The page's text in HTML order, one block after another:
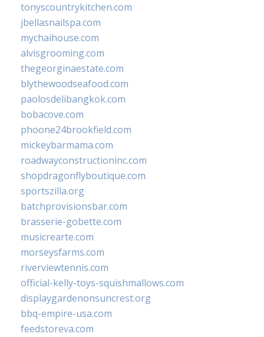
tonyscountrykitchen.com
jbellasnailspa.com
mychaihouse.com
alvisgrooming.com
thegeorginaestate.com
blythewoodseafood.com
paolosdelibangkok.com
bobacove.com
phoone24brookfield.com
mickeybarmama.com
roadwayconstructioninc.com
shopdragonflyboutique.com
sportszilla.org
batchprovisionsbar.com
brasserie-gobette.com
musicrearte.com
morseysfarms.com
riverviewtennis.com
official-kelly-toys-squishmallows.com
displaygardenonsuncrest.org
bbq-empire-usa.com
feedstoreva.com